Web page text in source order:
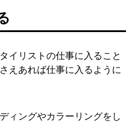
イリストの仕事に入ること
えあれば仕事に入るように
ィングやカラーリングをし